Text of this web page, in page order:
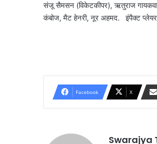
संजू सैमसन (विकेटकीपर), ऋतुराज
कंबोज, मैट हेनरी, नूर अहमद. इंपैक्ट
Facebook X
Swarajya